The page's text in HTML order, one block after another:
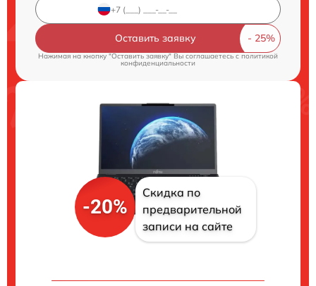
Оставить заявку
Нажимая на кнопку "Оставить заявку" Вы соглашаетесь cполитикой
конфиденциальности
-20%
Скидка по
предварительной
записи на сайте